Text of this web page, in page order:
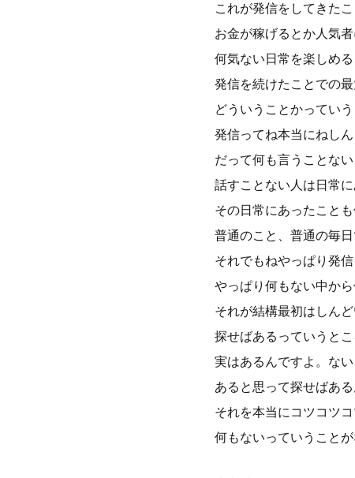
これが発信をしてきた
お金が稼げるとか人気
何気ない日常を楽しめ
発信を続けたことでの
どういうことかってい
発信ってね本当にねしん
だって何も言うことな
話すことない人は日常
その日常にあったこと
普通のこと、普通の毎
それでもねやっぱり発信
やっぱり何もない中か
それが結構最初はしん
探せばあるっていうと
実はあるんですよ。な
あると思って探せばある
それを本当にコツコツコ
何もないっていうことが